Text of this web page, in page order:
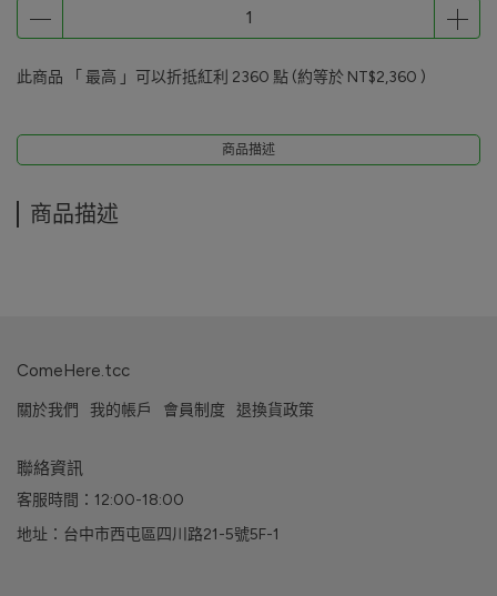
此商品 「 最高 」可以折抵紅利 2360 點 (約等於 NT$2,360 )
商品描述
商品描述
ComeHere.tcc
關於我們 我的帳戶 會員制度 退換貨政策
聯絡資訊
客服時間：12:00-18:00
地址：台中市西屯區四川路21-5號5F-1